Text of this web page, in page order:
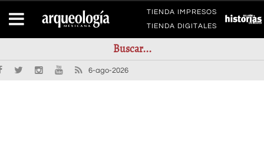
TIENDA IMPRESOS
TIENDA DIGITALES
6-ago-2026